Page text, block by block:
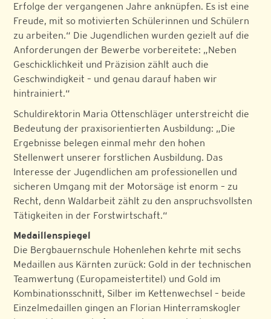
Erfolge der vergangenen Jahre anknüpfen. Es ist eine
Freude, mit so motivierten Schülerinnen und Schülern
zu arbeiten.“ Die Jugendlichen wurden gezielt auf die
Anforderungen der Bewerbe vorbereitete: „Neben
Geschicklichkeit und Präzision zählt auch die
Geschwindigkeit – und genau darauf haben wir
hintrainiert.“
Schuldirektorin Maria Ottenschläger unterstreicht die
Bedeutung der praxisorientierten Ausbildung: „Die
Ergebnisse belegen einmal mehr den hohen
Stellenwert unserer forstlichen Ausbildung. Das
Interesse der Jugendlichen am professionellen und
sicheren Umgang mit der Motorsäge ist enorm – zu
Recht, denn Waldarbeit zählt zu den anspruchsvollsten
Tätigkeiten in der Forstwirtschaft.“
Medaillenspiegel
Die Bergbauernschule Hohenlehen kehrte mit sechs
Medaillen aus Kärnten zurück: Gold in der technischen
Teamwertung (Europameistertitel) und Gold im
Kombinationsschnitt, Silber im Kettenwechsel – beide
Einzelmedaillen gingen an Florian Hinterramskogler